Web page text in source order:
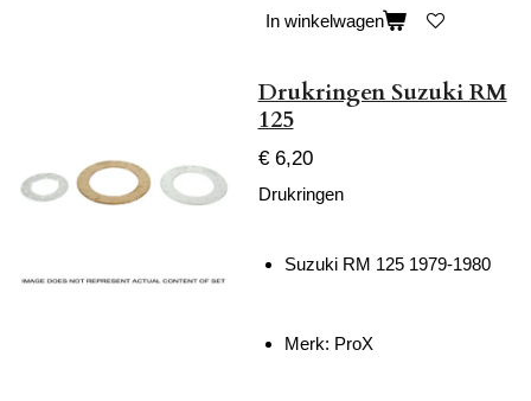
In winkelwagen
Drukringen Suzuki RM
125
€ 6,20
Drukringen
Suzuki RM 125 1979-1980
Merk: ProX